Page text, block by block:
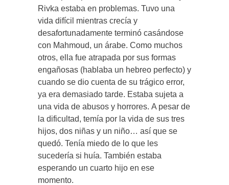
Rivka estaba en problemas. Tuvo una
vida difícil mientras crecía y
desafortunadamente terminó casándose
con Mahmoud, un árabe. Como muchos
otros, ella fue atrapada por sus formas
engañosas (hablaba un hebreo perfecto) y
cuando se dio cuenta de su trágico error,
ya era demasiado tarde. Estaba sujeta a
una vida de abusos y horrores. A pesar de
la dificultad, temía por la vida de sus tres
hijos, dos niñas y un niño… así que se
quedó. Tenía miedo de lo que les
sucedería si huía. También estaba
esperando un cuarto hijo en ese
momento.